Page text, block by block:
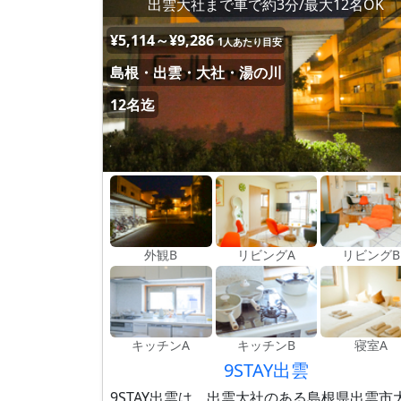
出雲大社まで車で約3分/最大12名OK
¥5,114～¥9,286 1人あたり目安
島根・出雲・大社・湯の川
12名迄
外観B リビングA リビングB
キッチンA キッチンB 寝室A
9STAY出雲